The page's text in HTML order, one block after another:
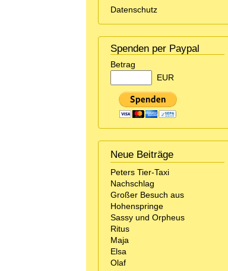
Datenschutz
Spenden per Paypal
Betrag
EUR
Neue Beiträge
Peters Tier-Taxi
Nachschlag
Großer Besuch aus
Hohenspringe
Sassy und Orpheus
Ritus
Maja
Elsa
Olaf